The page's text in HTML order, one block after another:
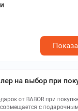
на выбор при
от BABOR при
с